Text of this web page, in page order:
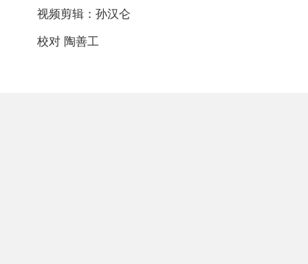
视频剪辑：孙汉仑
校对 陶善工